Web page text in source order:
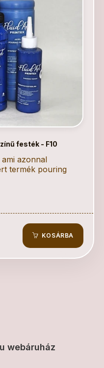
festék - F10
azonnal
termék pouring
KOSÁRBA
webáruház